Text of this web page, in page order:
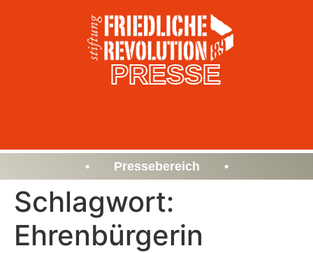
PRESSE
• Pressebereich •
Schlagwort:
Ehrenbürgerin